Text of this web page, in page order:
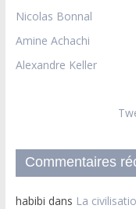
Nicolas Bonnal
Amine Achachi
Alexandre Keller
Commentaires
habibi dans La